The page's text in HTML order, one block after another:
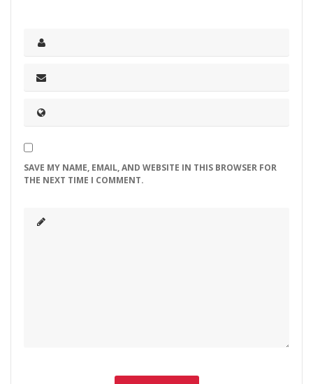
SAVE MY NAME, EMAIL, AND WEBSITE IN THIS BROWSER FOR
THE NEXT TIME I COMMENT.